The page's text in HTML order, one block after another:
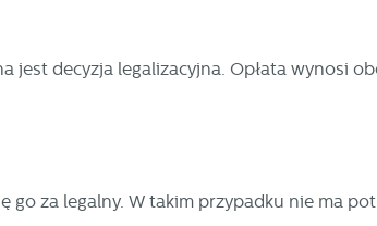
decyzja legalizacyjna. Opłata wynosi
go za legalny. W takim przypadku nie ma